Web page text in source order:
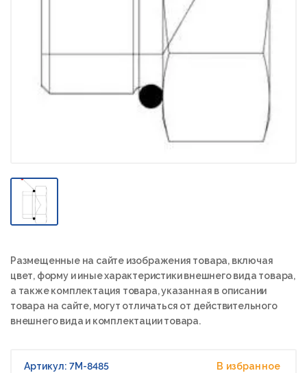
Размещенные на сайте изображения товара, включая
цвет, форму и иные характеристики внешнего вида товара,
а также комплектация товара, указанная в описании
товара на сайте, могут отличаться от действительного
внешнего вида и комплектации товара.
Артикул: 7M-8485 В избранное